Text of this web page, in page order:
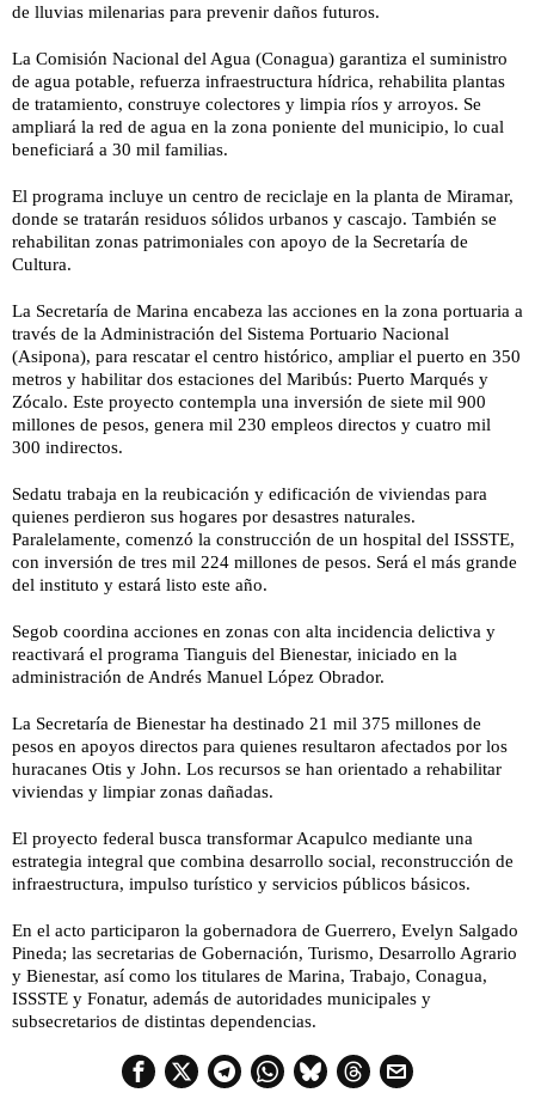
de lluvias milenarias para prevenir daños futuros.
La Comisión Nacional del Agua (Conagua) garantiza el suministro
de agua potable, refuerza infraestructura hídrica, rehabilita plantas
de tratamiento, construye colectores y limpia ríos y arroyos. Se
ampliará la red de agua en la zona poniente del municipio, lo cual
beneficiará a 30 mil familias.
El programa incluye un centro de reciclaje en la planta de Miramar,
donde se tratarán residuos sólidos urbanos y cascajo. También se
rehabilitan zonas patrimoniales con apoyo de la Secretaría de
Cultura.
La Secretaría de Marina encabeza las acciones en la zona portuaria a
través de la Administración del Sistema Portuario Nacional
(Asipona), para rescatar el centro histórico, ampliar el puerto en 350
metros y habilitar dos estaciones del Maribús: Puerto Marqués y
Zócalo. Este proyecto contempla una inversión de siete mil 900
millones de pesos, genera mil 230 empleos directos y cuatro mil
300 indirectos.
Sedatu trabaja en la reubicación y edificación de viviendas para
quienes perdieron sus hogares por desastres naturales.
Paralelamente, comenzó la construcción de un hospital del ISSSTE,
con inversión de tres mil 224 millones de pesos. Será el más grande
del instituto y estará listo este año.
Segob coordina acciones en zonas con alta incidencia delictiva y
reactivará el programa Tianguis del Bienestar, iniciado en la
administración de Andrés Manuel López Obrador.
La Secretaría de Bienestar ha destinado 21 mil 375 millones de
pesos en apoyos directos para quienes resultaron afectados por los
huracanes Otis y John. Los recursos se han orientado a rehabilitar
viviendas y limpiar zonas dañadas.
El proyecto federal busca transformar Acapulco mediante una
estrategia integral que combina desarrollo social, reconstrucción de
infraestructura, impulso turístico y servicios públicos básicos.
En el acto participaron la gobernadora de Guerrero, Evelyn Salgado
Pineda; las secretarias de Gobernación, Turismo, Desarrollo Agrario
y Bienestar, así como los titulares de Marina, Trabajo, Conagua,
ISSSTE y Fonatur, además de autoridades municipales y
subsecretarios de distintas dependencias.